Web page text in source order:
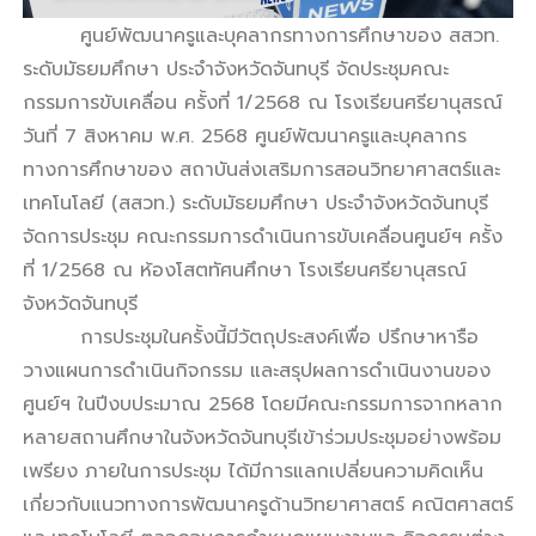
รี
ศูนย์พัฒนาครูและบุคลากรทางการศึกษาของ สสวท.
ระดับมัธยมศึกษา ประจำจังหวัดจันทบุรี จัดประชุมคณะ
กรรมการขับเคลื่อน ครั้งที่ 1/2568 ณ โรงเรียนศรียานุสรณ์
วันที่ 7 สิงหาคม พ.ศ. 2568 ศูนย์พัฒนาครูและบุคลากร
ทางการศึกษาของ สถาบันส่งเสริมการสอนวิทยาศาสตร์และ
เทคโนโลยี (สสวท.) ระดับมัธยมศึกษา ประจำจังหวัดจันทบุรี
จัดการประชุม คณะกรรมการดำเนินการขับเคลื่อนศูนย์ฯ ครั้ง
ที่ 1/2568 ณ ห้องโสตทัศนศึกษา โรงเรียนศรียานุสรณ์
จังหวัดจันทบุรี
การประชุมในครั้งนี้มีวัตถุประสงค์เพื่อ ปรึกษาหารือ
วางแผนการดำเนินกิจกรรม และสรุปผลการดำเนินงานของ
ศูนย์ฯ ในปีงบประมาณ 2568 โดยมีคณะกรรมการจากหลาก
หลายสถานศึกษาในจังหวัดจันทบุรีเข้าร่วมประชุมอย่างพร้อม
เพรียง ภายในการประชุม ได้มีการแลกเปลี่ยนความคิดเห็น
เกี่ยวกับแนวทางการพัฒนาครูด้านวิทยาศาสตร์ คณิตศาสตร์